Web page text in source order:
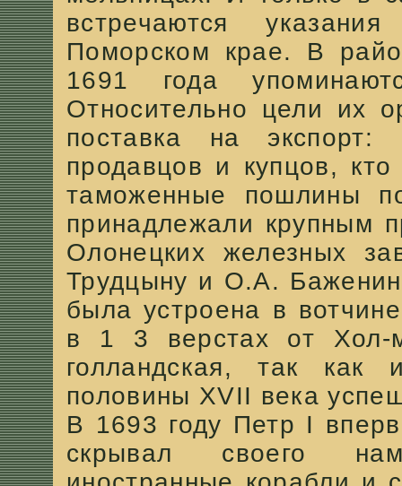
встречаются
Поморском крае. В
1691 года
Относительно цели их
поставка на
продавцов и купцов,
таможенные пошлины
принадлежали крупным
Олонецких железных
Трудцыну и О.А.
была устроена в
в 1 3 верстах от Хол-
голландская, так как
половины XVII века
В 1693 году Петр I
скрывал своего